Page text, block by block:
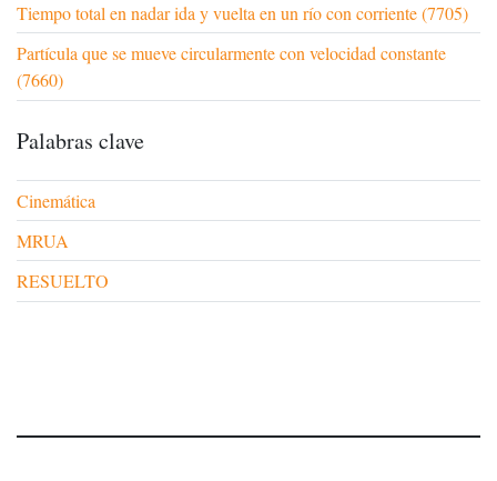
Tiempo total en nadar ida y vuelta en un río con corriente (7705)
Partícula que se mueve circularmente con velocidad constante
(7660)
Palabras clave
Cinemática
MRUA
RESUELTO